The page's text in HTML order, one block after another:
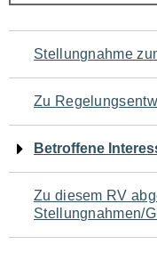
Navigation
für
den
Seiteninhalt
Stellungnahme
Zu
Betroffene
Zu diesem RV
Stellungnahmen/